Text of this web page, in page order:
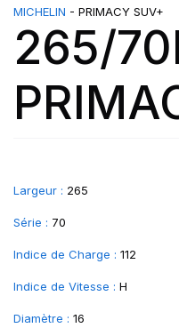
MICHELIN - PRIMACY SUV+
265/
Largeur : 265
Série : 70
Indice de Charge : 112
Indice de Vitesse : H
Diamètre : 16